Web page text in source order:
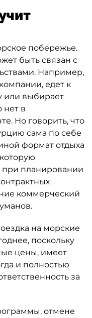
побережье.
быть связан с
Например,
едет к
или выбирает
нет в
Но говорить, что
сама по себе
формат отдыха
при планировании
коммерческий
на морские
поскольку
цены, имеет
и полностью
за
отмене